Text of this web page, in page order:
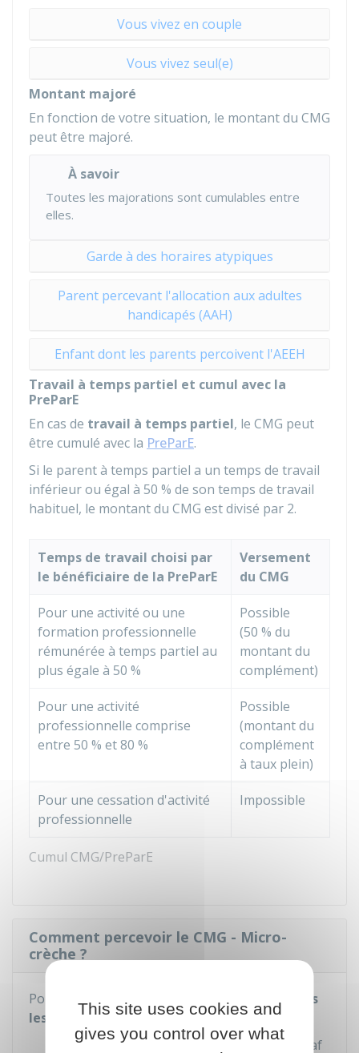
Vous vivez en couple
Vous vivez seul(e)
Montant majoré
En fonction de votre situation, le montant du CMG
peut être majoré.
À savoir
Toutes les majorations sont cumulables entre
elles.
Garde à des horaires atypiques
Parent percevant l'allocation aux adultes
handicapés (AAH)
Enfant dont les parents percoivent l'AEEH
Travail à temps partiel et cumul avec la
PreParE
En cas de travail à temps partiel, le CMG peut
être cumulé avec la PreParE.
Si le parent à temps partiel a un temps de travail
inférieur ou égal à 50 % de son temps de travail
habituel, le montant du CMG est divisé par 2.
Cumul CMG/PreParE
Temps de travail choisi par
le bénéficiaire de la PreParE
Versement
du CMG
Pour une activité ou une
formation professionnelle
rémunérée à temps partiel au
plus égale à 50 %
Possible
(50 % du
montant du
complément)
Pour une activité
professionnelle comprise
entre 50 % et80 %
Possible
(montant du
complément
à taux plein)
Pour une cessation d'activité
professionnelle
Impossible
Comment percevoir le CMG - Micro-
crèche ?
Pour percevoir le CMG, vous devez
fournir tous
les mois un des documents suivants :
Attestation CMGmicro-crècheque la Caf
This site uses cookies and
gives you control over what